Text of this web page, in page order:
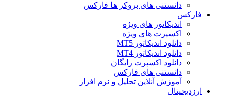
دانستنی های بروکر ها فارکس
فارکس
اندیکاتور های ویژه
اکسپرت های ویژه
دانلود اندیکاتور MT5
دانلود اندیکاتور MT4
دانلود اکسپرت رایگان
دانستنی های فارکس
آموزش آنلاین تحلیل و نرم افزار
ارزدیجیتال